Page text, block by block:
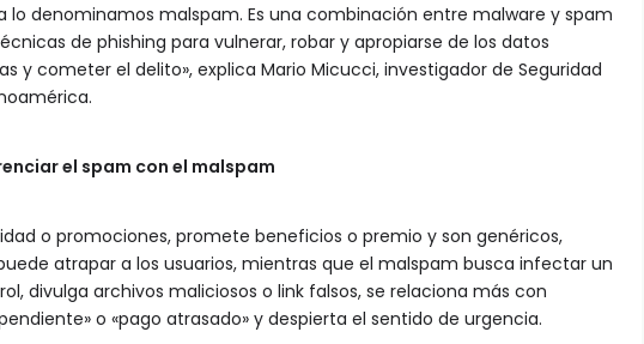
denominamos malspam. Es una combinación entre malware y spam
de phishing para vulnerar, robar y apropiarse de los datos
y cometer el delito», explica Mario Micucci, investigador de Seguridad
el spam con el malspam
o promociones, promete beneficios o premio y son genéricos,
atrapar a los usuarios, mientras que el malspam busca infectar un
divulga archivos maliciosos o link falsos, se relaciona más con
o «pago atrasado» y despierta el sentido de urgencia.